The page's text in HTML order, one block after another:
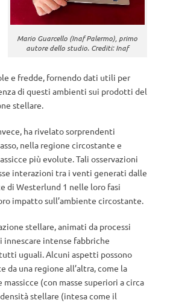
Mario Guarcello (Inaf Palermo), primo
autore dello studio. Crediti: Inaf
e fredde, fornendo dati utili per
di questi ambienti sui prodotti del
stellare.
ha rivelato sorprendenti
nella regione circostante e
più evolute. Tali osservazioni
interazioni tra i venti generati dalle
di Westerlund 1 nelle loro fasi
impatto sull’ambiente circostante.
stellare, animati da processi
innescare intense fabbriche
uguali. Alcuni aspetti possono
da una regione all’altra, come la
(con masse superiori a circa
stellare (intesa come il